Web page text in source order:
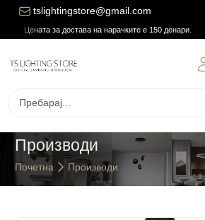
tslightingstore@gmail.com
Цената за достава на нарачките е 150 денари.
Производи
Почетна Производи